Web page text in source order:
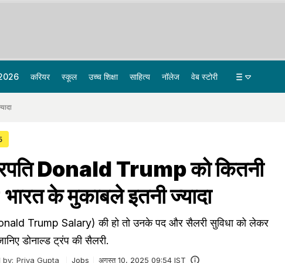
करियर स्कूल उच्च शिक्षा साहित्य नॉलेज वेब स्टोरी
Donald Trump को कितनी
के मुकाबले इतनी ज्यादा
Trump Salary) की हो तो उनके पद और सैलरी सुविधा को लेकर
डोनाल्ड ट्रंप की सैलरी.
by: Priya Gupta Jobs अगस्त 10, 2025 09:54 IST